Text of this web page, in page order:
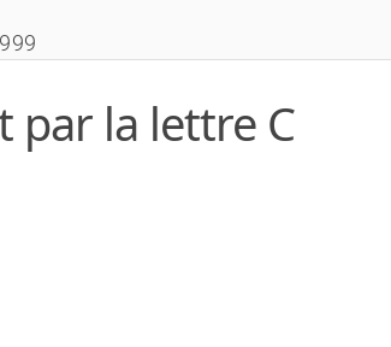
par la lettre C